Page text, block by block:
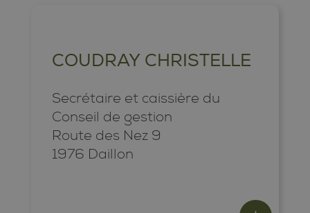
COUDRAY CHRISTELLE
Secrétaire et caissière du
Conseil de gestion
Route des Nez 9
1976 Daillon